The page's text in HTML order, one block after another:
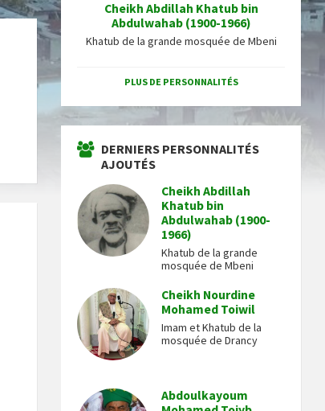
Cheikh Abdillah Khatub bin
Abdulwahab (1900-1966)
Khatub de la grande mosquée de Mbeni
PLUS DE PERSONNALITÉS
DERNIERS PERSONNALITÉS
AJOUTÉS
Cheikh Abdillah
Khatub bin
Abdulwahab (1900-
1966)
Khatub de la grande
mosquée de Mbeni
Cheikh Nourdine
Mohamed Toiwil
Imam et Khatub de la
mosquée de Drancy
Abdoulkayoum